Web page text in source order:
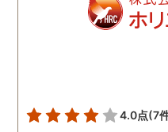
り日数はかかりまし
具体的な不貞の証拠
す。 探偵社で悩まされ
る方は、こちらをお勧
4.0点(7